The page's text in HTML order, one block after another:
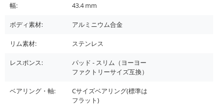
幅: 43.4mm
ボディ素材: アルミニウム合金
リム素材: ステンレス
レスポンス:
パッド - スリム（ヨーヨー
ファクトリーサイズ互換）
ベアリング・軸:
Cサイズベアリング(標準は
フラット)